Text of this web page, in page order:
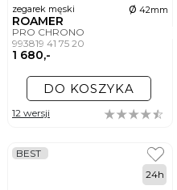
zegarek męski ø 42mm
ROAMER
PRO CHRONO
993819 41 75 20
1 680,-
DO KOSZYKA
12 wersji
BEST
24h